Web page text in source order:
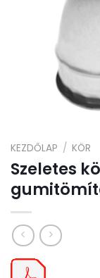
KEZDŐLAP / KÖR
Szeletes